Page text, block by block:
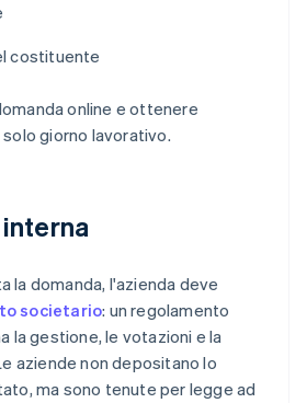
costituente
online e ottenere
giorno lavorativo.
la domanda, l'azienda deve
societario: un regolamento
la gestione, le votazioni e la
aziende non depositano lo
ma sono tenute per legge ad